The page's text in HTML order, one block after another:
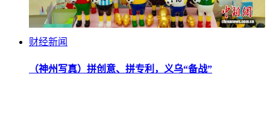
财经新闻
（神州写真）拼创意、拼专利，义乌“备战”